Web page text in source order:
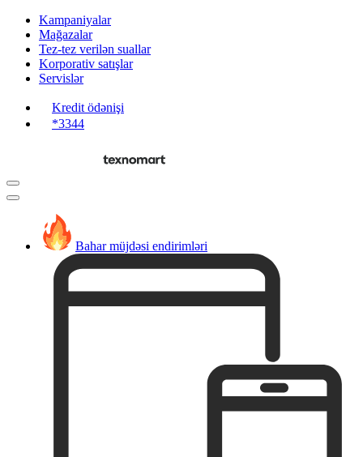
Kampaniyalar
Mağazalar
Tez-tez verilən suallar
Korporativ satışlar
Servislər
Kredit ödənişi
*3344
Bahar müjdəsi endirimləri